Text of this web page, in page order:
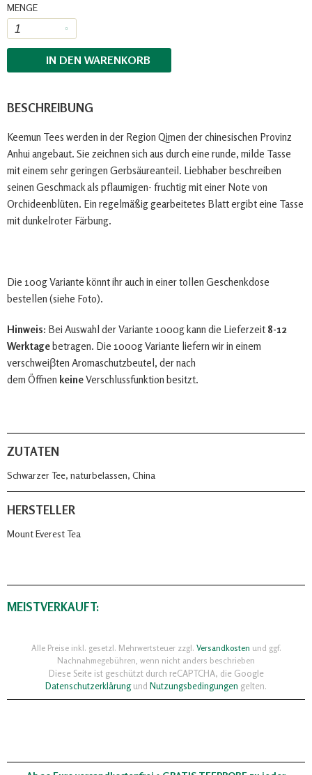
MENGE
IN DEN WARENKORB
BESCHREIBUNG
Keemun Tees werden in der Region Qimen der chinesischen Provinz
Anhui angebaut. Sie zeichnen sich aus durch eine runde, milde Tasse
mit einem sehr geringen Gerbsäureanteil. Liebhaber beschreiben
seinen Geschmack als pflaumigen- fruchtig mit einer Note von
Orchideenblüten. Ein regelmäßig gearbeitetes Blatt ergibt eine Tasse
mit dunkelroter Färbung.
Die 100g Variante könnt ihr auch in einer tollen Geschenkdose
bestellen (siehe Foto).
Hinweis: Bei Auswahl der Variante 1000g kann die Lieferzeit 8-12
Werktagebetragen. Die 1000g Variante liefern wir in einem
verschweiβten Aromaschutzbeutel, der nach
dem Öffnen keineVerschlussfunktion besitzt.
ZUTATEN
Schwarzer Tee, naturbelassen, China
HERSTELLER
Mount Everest Tea
MEISTVERKAUFT:
Alle Preise inkl. gesetzl. Mehrwertsteuer zzgl. Versandkosten und ggf.
Nachnahmegebühren, wenn nicht anders beschrieben
Diese Seite ist geschützt durch reCAPTCHA, die Google
Datenschutzerklärungund Nutzungsbedingungen gelten.